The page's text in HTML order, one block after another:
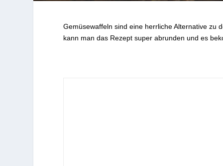
Gemüsewaffeln sind eine herrliche Alternative zu
kann man das Rezept super abrunden und es